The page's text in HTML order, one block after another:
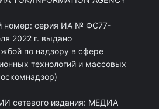
номер: серия ИА № ФС77-
2022 г. выдано
по надзору в сфере
технологий и массовых
сетевого издания: МЕДИА